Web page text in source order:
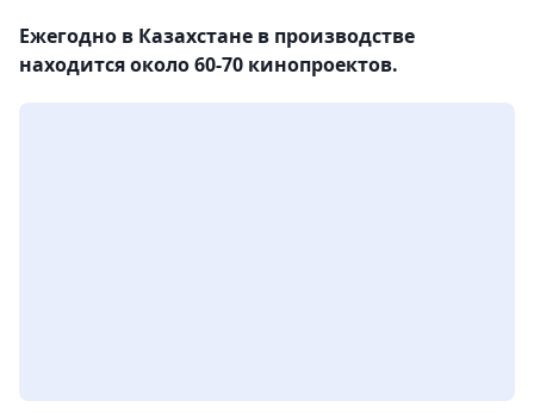
Ежегодно в Казахстане в производстве
находится около 60-70 кинопроектов.